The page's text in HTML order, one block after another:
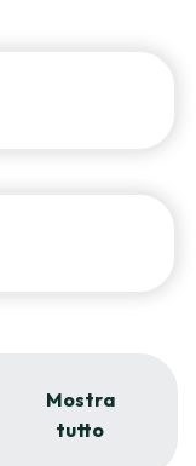
Mostra
tutto